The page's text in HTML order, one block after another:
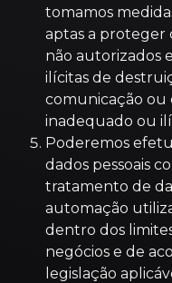
tomamos
aptas a proteger
não autorizados
ilícitas de
comunicação
inadequado ou
Poderemos
dados pessoais
tratamento de
automação
dentro dos
negócios e de
legislação